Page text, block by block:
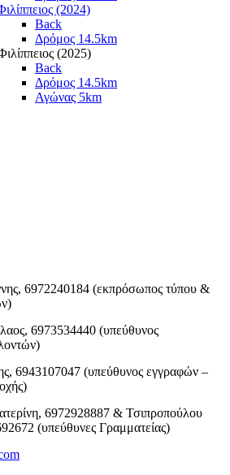
(2024)
Back
Δρόμος 14.5km
(2025)
Back
Δρόμος 14.5km
Αγώνας 5km
6972240184 (εκπρόσωπος τύπου &
6973534440 (υπεύθυνος
6943107047 (υπεύθυνος εγγραφών –
6972928887 & Τσιπροπούλου
(υπεύθυνες Γραμματείας)